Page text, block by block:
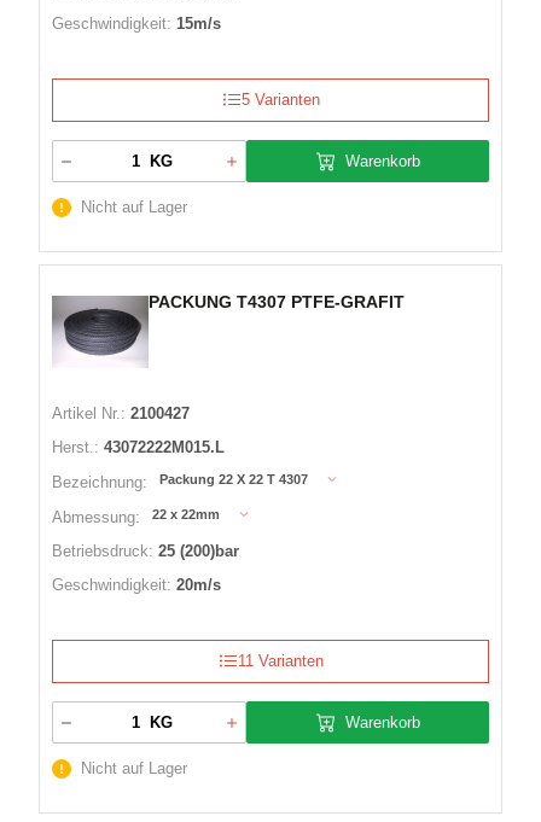
Geschwindigkeit: 15m/s
5 Varianten
KG Warenkorb
Nicht auf Lager
PACKUNG T4307 PTFE-GRAFIT
Artikel Nr.: 2100427
Herst.: 43072222M015.L
Bezeichnung:
Packung 22 X 22 T 4307
Abmessung: 22 x 22mm
Betriebsdruck: 25 (200)bar
Geschwindigkeit: 20m/s
11 Varianten
KG Warenkorb
Nicht auf Lager